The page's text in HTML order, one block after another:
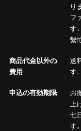
り
フ
す。
繫
商品代金以外の
費用
送
す。
申込の有効期限
お
上
七
す。